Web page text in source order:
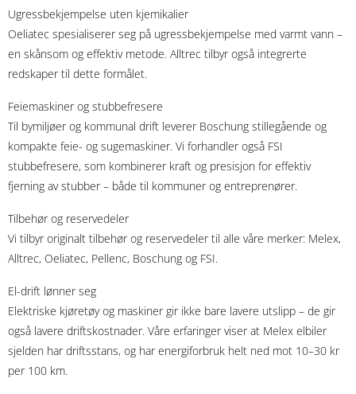
Ugressbekjempelse uten kjemikalier
Oeliatec spesialiserer seg på ugressbekjempelse med varmt vann –
en skånsom og effektiv metode. Alltrec tilbyr også integrerte
redskaper til dette formålet.
Feiemaskiner og stubbefresere
Til bymiljøer og kommunal drift leverer Boschung stillegående og
kompakte feie- og sugemaskiner. Vi forhandler også FSI
stubbefresere, som kombinerer kraft og presisjon for effektiv
fjerning av stubber – både til kommuner og entreprenører.
Tilbehør og reservedeler
Vi tilbyr originalt tilbehør og reservedeler til alle våre merker: Melex,
Alltrec, Oeliatec, Pellenc, Boschung og FSI.
El-drift lønner seg
Elektriske kjøretøy og maskiner gir ikke bare lavere utslipp – de gir
også lavere driftskostnader. Våre erfaringer viser at Melex elbiler
sjelden har driftsstans, og har energiforbruk helt ned mot 10–30 kr
per 100 km.